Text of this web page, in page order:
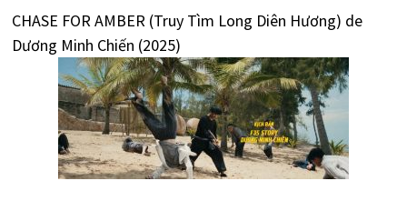
CHASE FOR AMBER (Truy Tìm Long Diên Hương) de
Dương Minh Chiến (2025)